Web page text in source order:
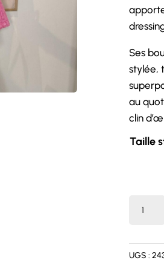
Ses
stylée,
au
clin
Taille
UGS :